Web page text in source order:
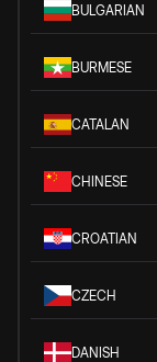
BULGARIAN
BURMESE
CATALAN
CHINESE
CROATIAN
CZECH
DANISH